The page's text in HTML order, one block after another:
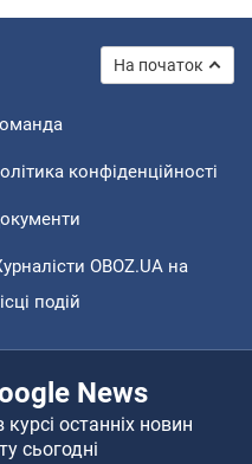
На початок
конфіденційності
OBOZ.UA на
подій
News
останніх новин
сьогодні